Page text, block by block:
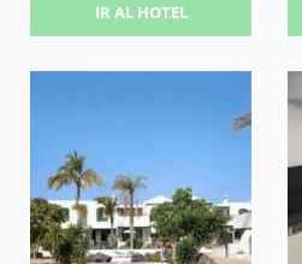
IR AL HOTEL